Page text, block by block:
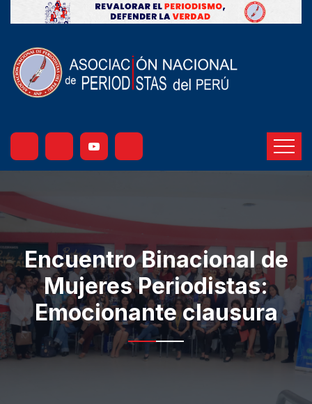
Encuentro Binacional de
Mujeres Periodistas:
Emocionante clausura